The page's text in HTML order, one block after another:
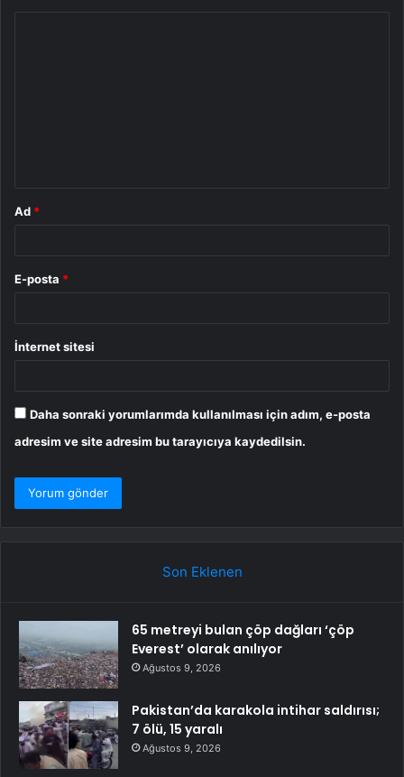
Ad *
E-posta *
İnternet sitesi
Daha sonraki yorumlarımda kullanılması için adım, e-posta
adresim ve site adresim bu tarayıcıya kaydedilsin.
Son Eklenen
65 metreyi bulan çöp dağları ‘çöp
Everest’ olarak anılıyor
Ağustos 9, 2026
Pakistan’da karakola intihar saldırısı;
7 ölü, 15 yaralı
Ağustos 9, 2026